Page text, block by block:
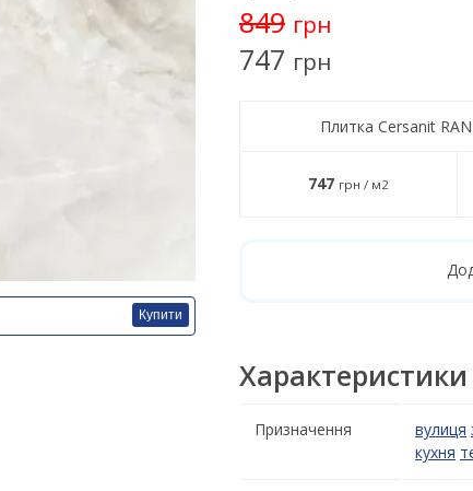
Купити
849 грн
747 грн
Плитка Cersanit
747 грн / м2
Характеристики
Призначення вулиця
кухня